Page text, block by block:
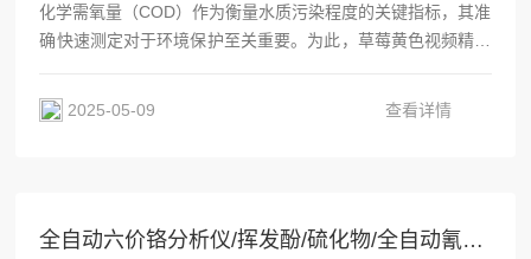
化学需氧量（COD）作为衡量水质污染程度的关键指标，其准
确快速测定对于环境保护至关重要。为此，草莓黄色视频精心
越，更在性价比上独树一帜，成为市场上备受瞩目的水质检测
仪器。符合国家标准，品质保证OL3010全自动COD草莓APP
2025-05-09 查看详情
全自动六价铬分析仪/挥发酚/硫化物/全自动氰化物分析仪厂家推荐，国内实力品牌草莓黄色视频仪器测评